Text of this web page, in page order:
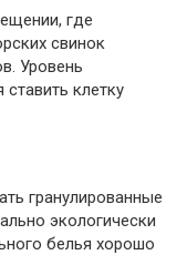
где
свинок
Уровень
клетку
гранулированные
экологически
белья хорошо